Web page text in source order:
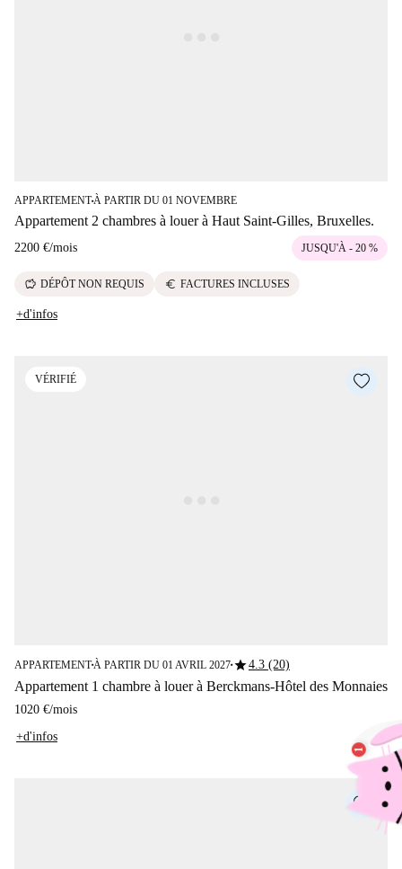
APPARTEMENT■À PARTIR DU 01 NOVEMBRE
Appartement 2 chambres à louer à Haut Saint-Gilles, Bruxelles.
2200 €/mois JUSQU'À - 20 %
savings DÉPÔT NON REQUIS euro FACTURES INCLUSES
+d'infos
VÉRIFIÉ
APPARTEMENT■À PARTIR DU 01 AVRIL 2027■star4.3 (20)
Appartement 1 chambre à louer à Berckmans-Hôtel des Monnaies
1020 €/mois
+d'infos